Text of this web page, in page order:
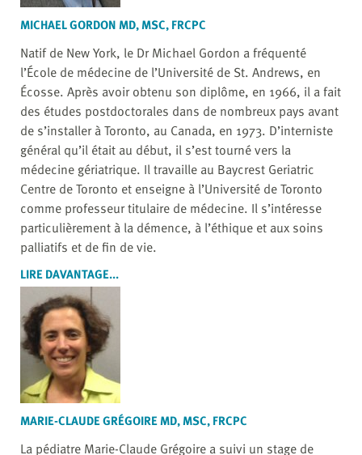
MICHAEL GORDON MD, MSC, FRCPC
Natif de New York, le Dr Michael Gordon a fréquenté
l’École de médecine de l’Université de St. Andrews, en
Écosse. Après avoir obtenu son diplôme, en 1966, il a fait
des études postdoctorales dans de nombreux pays avant
de s’installer à Toronto, au Canada, en 1973. D’interniste
général qu’il était au début, il s’est tourné vers la
médecine gériatrique. Il travaille au Baycrest Geriatric
Centre de Toronto et enseigne à l’Université de Toronto
comme professeur titulaire de médecine. Il s’intéresse
particulièrement à la démence, à l’éthique et aux soins
palliatifs et de fin de vie.
LIRE DAVANTAGE...
MARIE-CLAUDE GRÉGOIRE MD, MSC, FRCPC
La pédiatre Marie-Claude Grégoire a suivi un stage de